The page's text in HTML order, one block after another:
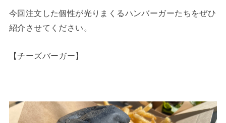
今回注文した個性が光りまくるハンバーガーたちをぜひ
紹介させてください。
【チーズバーガー】